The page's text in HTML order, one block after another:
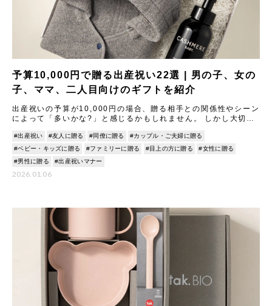
予算10,000円で贈る出産祝い22選 | 男の子、女の
子、ママ、二人目向けのギフトを紹介
出産祝いの予算が10,000円の場合、贈る相手との関係性やシーン
によって「多いかな?」と感じるかもしれません。 しかし大切な
#出産祝い #友人に贈る #同僚に贈る
#カップル・ご夫婦に贈る
#ベビー・キッズに贈る
#ファミリーに贈る #目上の方に贈る
#女性に贈る
#男性に贈る
#出産祝いマナー
2026.01.06